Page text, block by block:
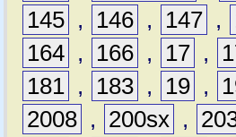
145 , 146 , 147 ,
164 , 166 , 17 ,
181 , 183 , 19 ,
2008 , 200sx ,